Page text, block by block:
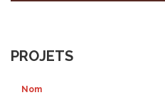
PROJETS
Nom